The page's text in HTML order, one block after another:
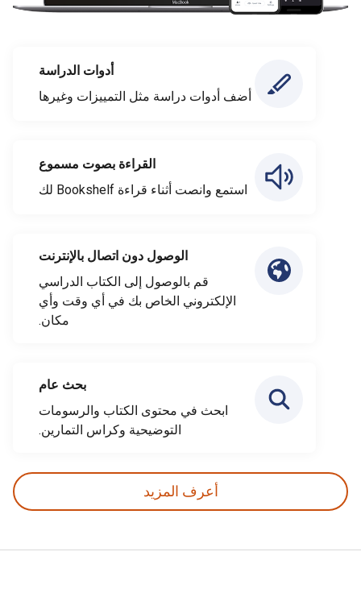
أدوات الدراسة
أضف أدوات دراسة مثل التمييزات وغيرها
القراءة بصوت مسموع
استمع وانصت أثناء قراءة Bookshelf لك
الوصول دون اتصال بالإنترنت
قم بالوصول إلى الكتاب الدراسي
الإلكتروني الخاص بك في أي وقت وأي
مكان.
بحث عام
ابحث في محتوى الكتاب والرسومات
التوضيحية وكراس التمارين.
أعرف المزيد